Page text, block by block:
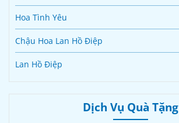
Hoa Tình Yêu
Chậu Hoa Lan Hồ Điệp
Lan Hồ Điệp
Dịch Vụ Quà Tặng